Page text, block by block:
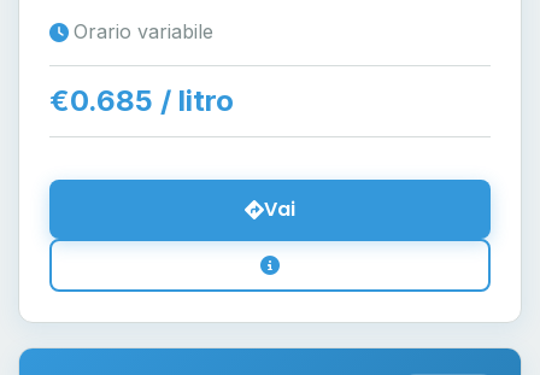
Orario variabile
€0.685 / litro
Vai